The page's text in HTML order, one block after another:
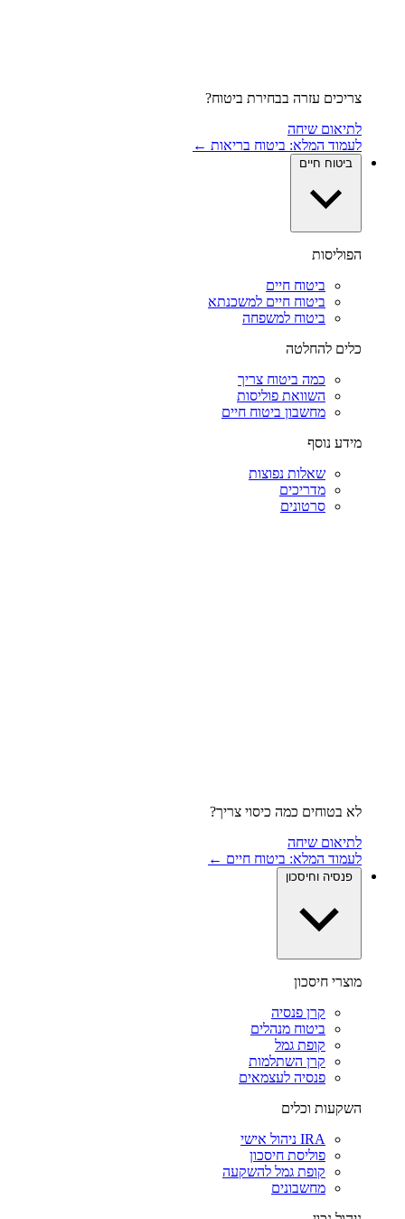
צריכים עזרה בבחירת ביטוח?
לתיאום שיחה
לעמוד המלא: ביטוח בריאות ←
ביטוח חיים
הפוליסות
ביטוח חיים
ביטוח חיים למשכנתא
ביטוח למשפחה
כלים להחלטה
כמה ביטוח צריך
השוואת פוליסות
מחשבון ביטוח חיים
מידע נוסף
שאלות נפוצות
מדריכים
סרטונים
לא בטוחים כמה כיסוי צריך?
לתיאום שיחה
לעמוד המלא: ביטוח חיים ←
פנסיה וחיסכון
מוצרי חיסכון
קרן פנסיה
ביטוח מנהלים
קופת גמל
קרן השתלמות
פנסיה לעצמאים
השקעות וכלים
IRA ניהול אישי
פוליסת חיסכון
קופת גמל להשקעה
מחשבונים